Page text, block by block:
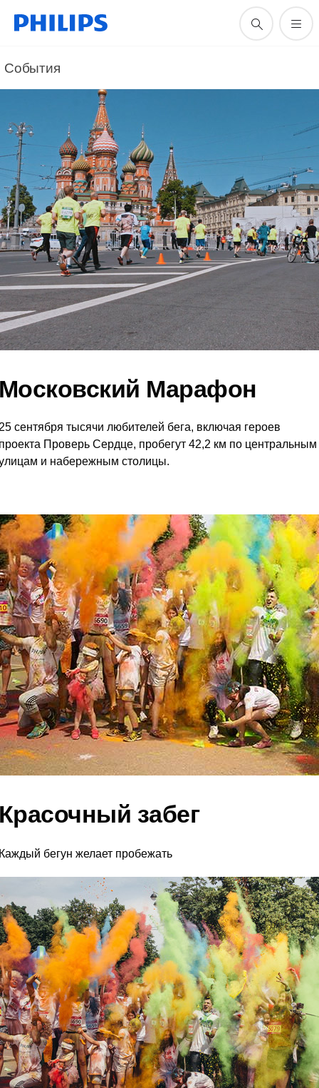
События
Марафон
сентября тысячи любителей бега, включая героев
Проверь Сердце, пробегут 42,2 км по центральным
и набережным столицы.
забег
бегун желает пробежать